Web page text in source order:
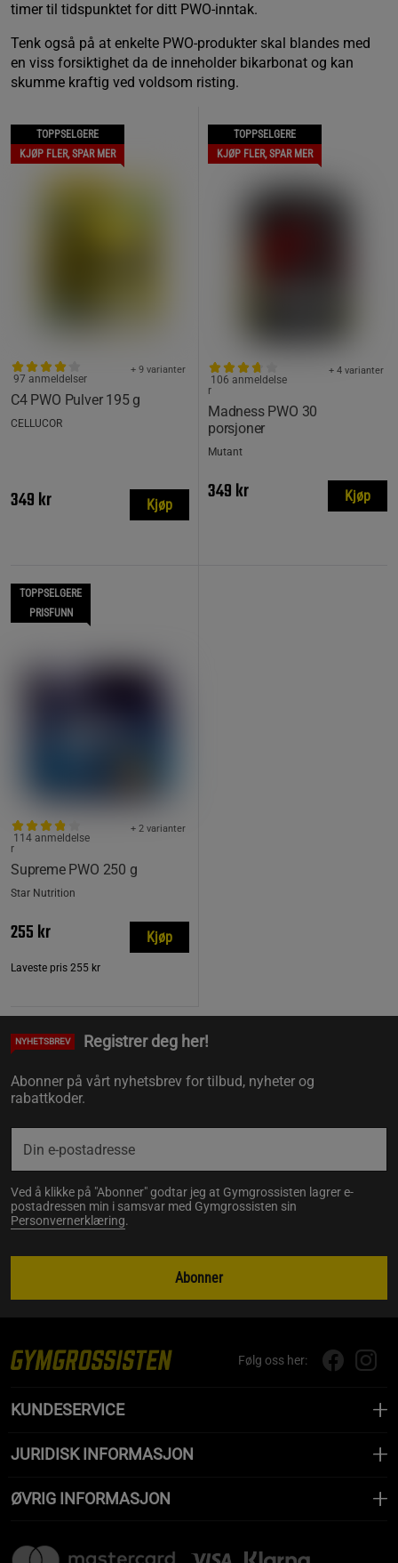
timer til tidspunktet for ditt PWO-inntak.
Tenk også på at enkelte PWO-produkter skal blandes med
en viss forsiktighet da de inneholder bikarbonat og kan
skumme kraftig ved voldsom risting.
TOPPSELGERE
KJØP FLER, SPAR MER
C4 PWO Pulver 195 g
+ 9 varianter
97 anmeldelser
CELLUCOR
349 kr Kjøp
TOPPSELGERE
KJØP FLER, SPAR MER
Madness PWO 30
porsjoner
+ 4 varianter
106 anmeldelse
r
Mutant
349 kr Kjøp
TOPPSELGERE
PRISFUNN
Supreme PWO 250 g
+ 2 varianter
114 anmeldelse
r
Star Nutrition
255 kr
Laveste pris 255 kr
Kjøp
NYHETSBREV Registrer deg her!
Abonner på vårt nyhetsbrev for tilbud, nyheter og
rabattkoder.
Ved å klikke på "Abonner" godtar jeg at Gymgrossisten lagrer e-
postadressen min i samsvar med Gymgrossisten sin
Personvernerklæring.
Abonner
Følg oss her:
KUNDESERVICE
JURIDISK INFORMASJON
ØVRIG INFORMASJON